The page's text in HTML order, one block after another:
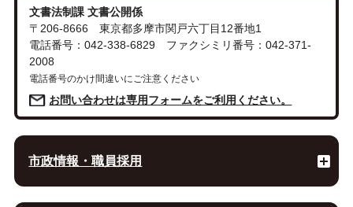
文書法制課 文書公開係
〒206-8666 東京都多摩市関戸六丁目12番地1
電話番号：042-338-6829 ファクシミリ番号：042-371-
2008
電話番号のかけ間違いにご注意ください
お問い合わせは専用フォームをご利用ください。
市政情報・職員採用